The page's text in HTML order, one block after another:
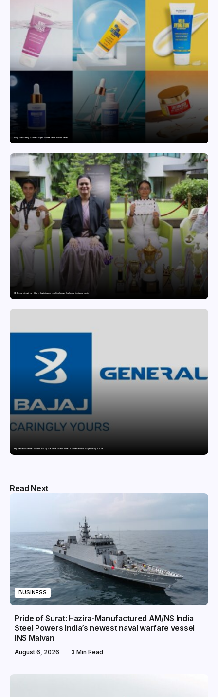
Punjab Drives Early Growth for Vegan Skincare Brand Humuss Beauty
GD Goenka International School Surat students excel in chess and roller skating tournaments
Bajaj General Insurance and Swiss Re Corporate Solutions announce a commercial insurance partnership in India
Read Next
BUSINESS
Pride of Surat: Hazira-Manufactured AM/NS India
Steel Powers India’s newest naval warfare vessel
INS Malvan
August 6, 2026 3 Min Read